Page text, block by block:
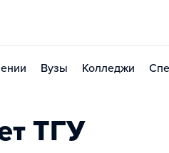
Вузы Колледжи
ТГУ